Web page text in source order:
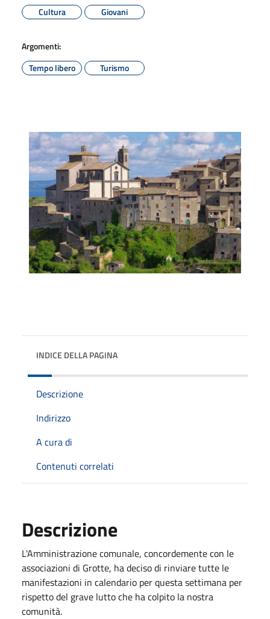
Cultura
Giovani
Argomenti:
Tempo libero
Turismo
INDICE DELLA PAGINA
Descrizione
Indirizzo
A cura di
Contenuti correlati
Descrizione
L'Amministrazione comunale, concordemente con le
associazioni di Grotte, ha deciso di rinviare tutte le
manifestazioni in calendario per questa settimana per
rispetto del grave lutto che ha colpito la nostra
comunità.